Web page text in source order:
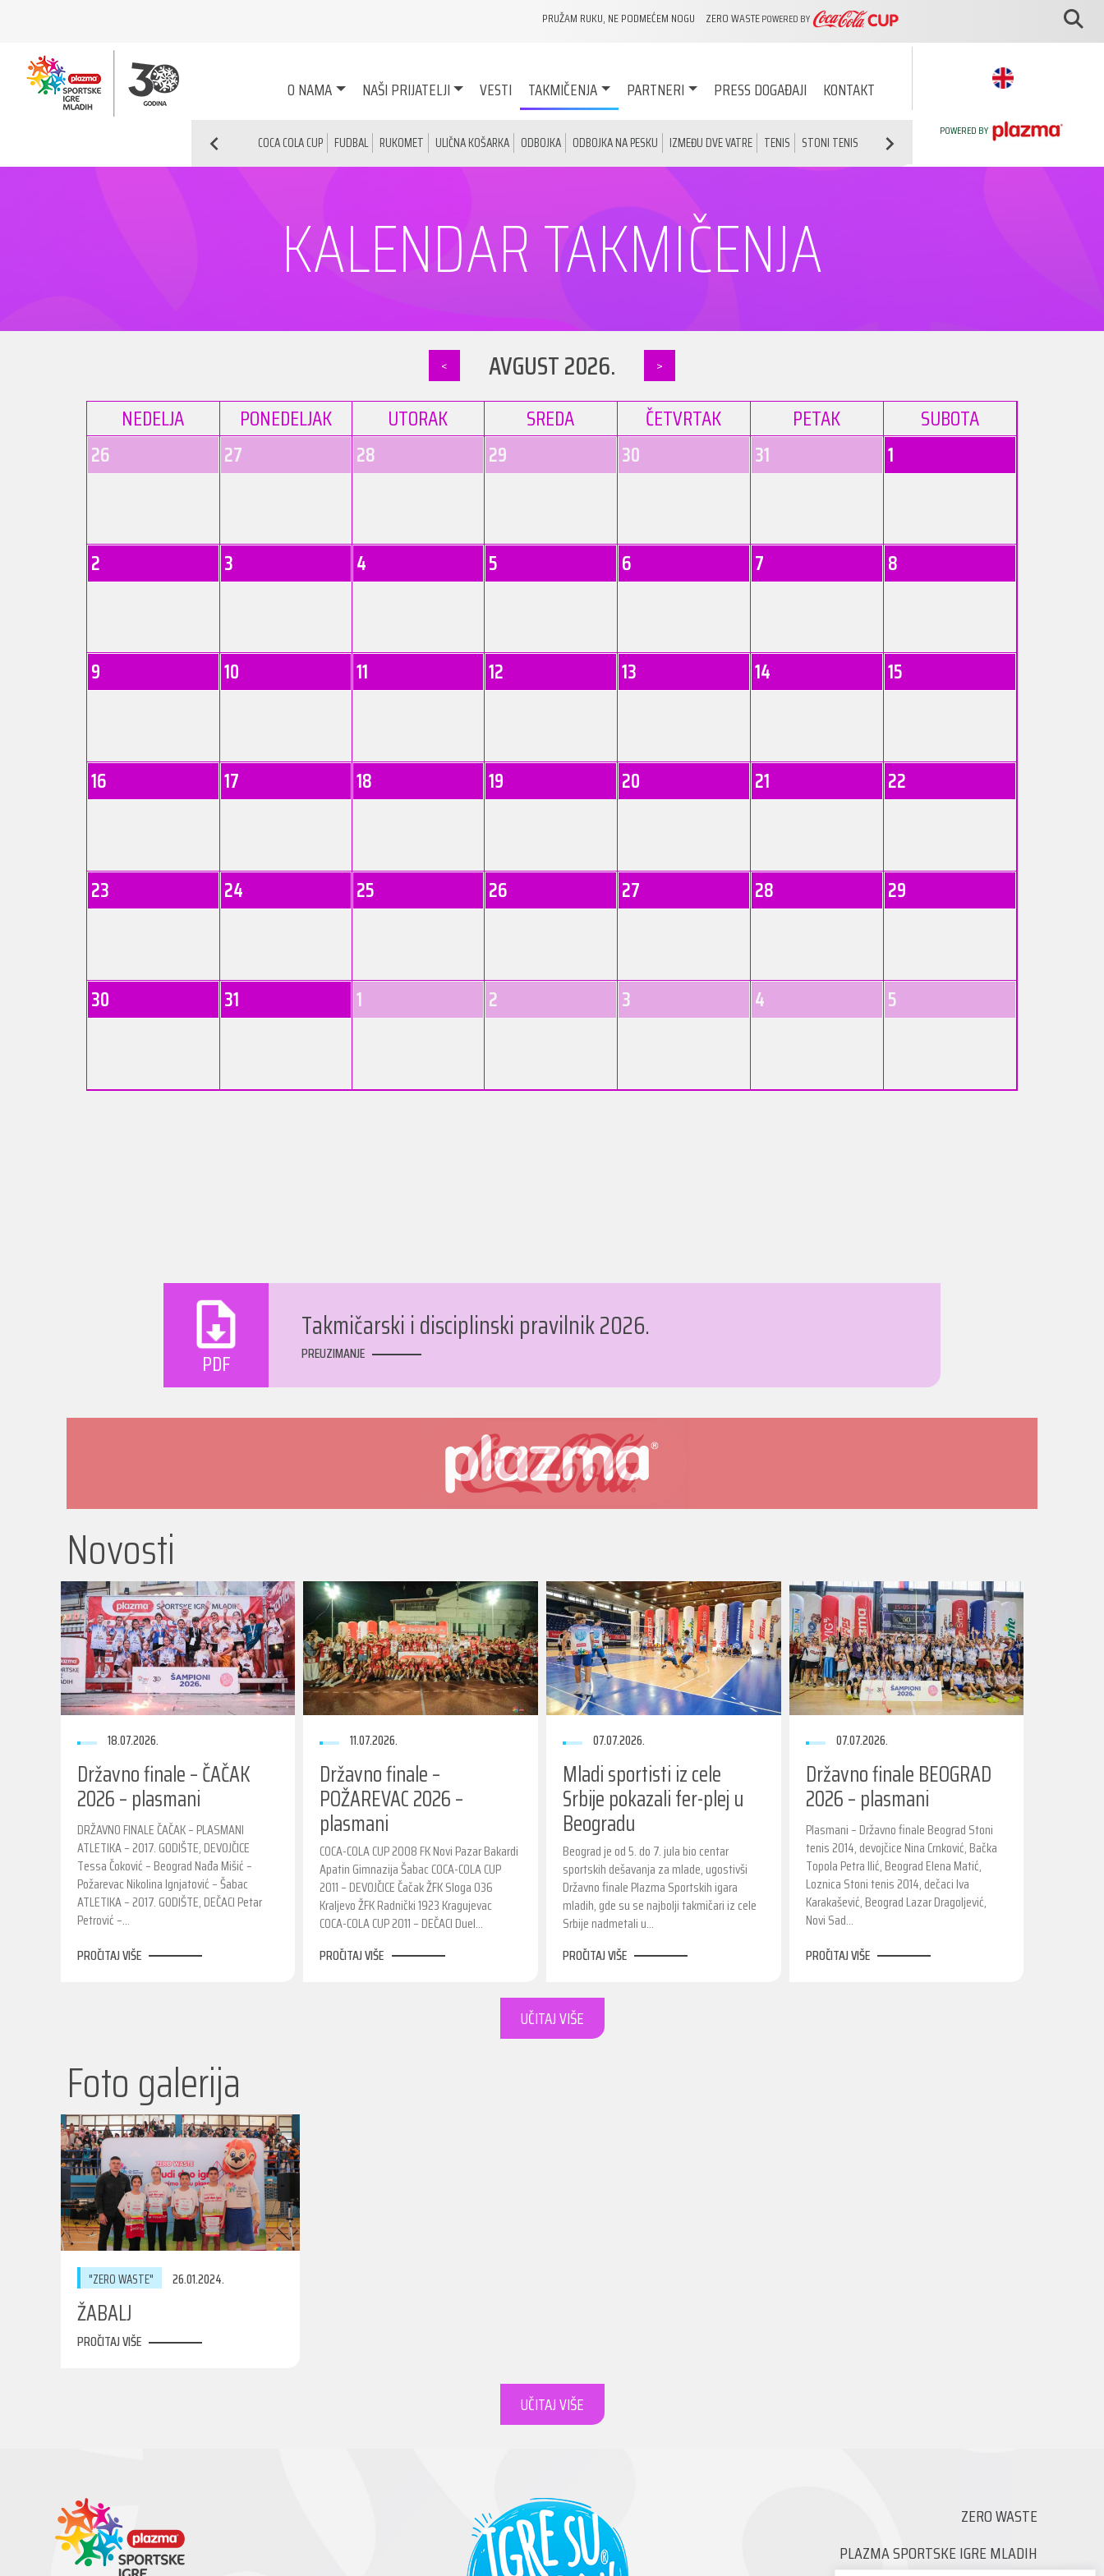
PRUŽAM RUKU, NE PODMEĆEM NOGU ZERO WASTEPOWERED BY
O NAMA NAŠI PRIJATELJI VESTI TAKMIČENJA PARTNERI PRESS DOGAĐAJI KONTAKT
COCA COLA CUP FUDBAL RUKOMET ULIČNA KOŠARKA ODBOJKA ODBOJKA NA PESKU IZMEĐU DVE VATRE TENIS STONI TENIS ATLETIKA
POWERED BY
KALENDAR TAKMIČENJA
< AVGUST 2026. >
NEDELJA PONEDELJAK UTORAK SREDA ČETVRTAK PETAK SUBOTA
26 27 28 29 30 31 1
2 3 4 5 6 7 8
9 10 11 12 13 14 15
16 17 18 19 20 21 22
23 24 25 26 27 28 29
30 31 1 2 3 4 5
PDF
Takmičarski i disciplinski pravilnik 2026.
PREUZIMANJE
Novosti
18.07.2026.
Državno finale – ČAČAK
2026 – plasmani
DRŽAVNO FINALE ČAČAK – PLASMANI
ATLETIKA – 2017. GODIŠTE, DEVOJČICE
Tessa Čoković – Beograd Nađa Mišić –
Požarevac Nikolina Ignjatović – Šabac
ATLETIKA – 2017. GODIŠTE, DEČACI Petar
Petrović –…
PROČITAJ VIŠE
11.07.2026.
Državno finale –
POŽAREVAC 2026 –
plasmani
COCA-COLA CUP 2008 FK Novi Pazar Bakardi
Apatin Gimnazija Šabac COCA-COLA CUP
2011 – DEVOJČICE Čačak ŽFK Sloga 036
Kraljevo ŽFK Radnički 1923 Kragujevac
COCA-COLA CUP 2011 – DEČACI Duel…
PROČITAJ VIŠE
07.07.2026.
Mladi sportisti iz cele
Srbije pokazali fer-plej u
Beogradu
Beograd je od 5. do 7. jula bio centar
sportskih dešavanja za mlade, ugostivši
Državno finale Plazma Sportskih igara
mladih, gde su se najbolji takmičari iz cele
Srbije nadmetali u…
PROČITAJ VIŠE
07.07.2026.
Državno finale BEOGRAD
2026 – plasmani
Plasmani – Državno finale Beograd Stoni
tenis 2014, devojčice Nina Crnković, Bačka
Topola Petra Ilić, Beograd Elena Matić,
Loznica Stoni tenis 2014, dečaci Iva
Karakašević, Beograd Lazar Dragoljević,
Novi Sad…
PROČITAJ VIŠE
UČITAJ VIŠE
Foto galerija
"ZERO WASTE" 26.01.2024.
ŽABALJ
PROČITAJ VIŠE
UČITAJ VIŠE
ZERO WASTE
PLAZMA SPORTSKE IGRE MLADIH